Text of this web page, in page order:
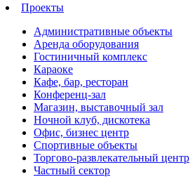
Проекты
Административные объекты
Аренда оборудования
Гостиничный комплекс
Караоке
Кафе, бар, ресторан
Конференц-зал
Магазин, выставочный зал
Ночной клуб, дискотека
Офис, бизнес центр
Спортивные объекты
Торгово-развлекательный центр
Частный сектор